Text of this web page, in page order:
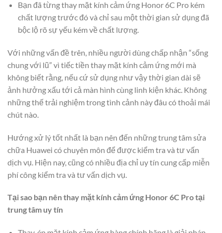
Bạn đã từng thay mặt kính cảm ứng Honor 6C Pro kém
chất lượng trước đó và chỉ sau một thời gian sử dụng đã
bộc lộ rõ sự yếu kém về chất lượng.
Với những vấn đề trên, nhiều người dùng chấp nhận “sống
chung với lũ” vì tiếc tiền thay mặt kính cảm ứng mới mà
không biết rằng, nếu cứ sử dụng như vậy thời gian dài sẽ
ảnh hưởng xấu tới cả màn hình cùng linh kiện khác. Không
những thế trải nghiệm trong tình cảnh này đâu có thoải mái
chút nào.
Hướng xử lý tốt nhất là bạn nên đến những trung tâm sửa
chữa Huawei có chuyên môn để được kiểm tra và tư vấn
dịch vụ. Hiện nay, cũng có nhiều địa chỉ uy tín cung cấp miễn
phí công kiểm tra và tư vấn dịch vụ.
Tại sao bạn nên thay mặt kính cảm ứng Honor 6C Pro tại
trung tâm uy tín